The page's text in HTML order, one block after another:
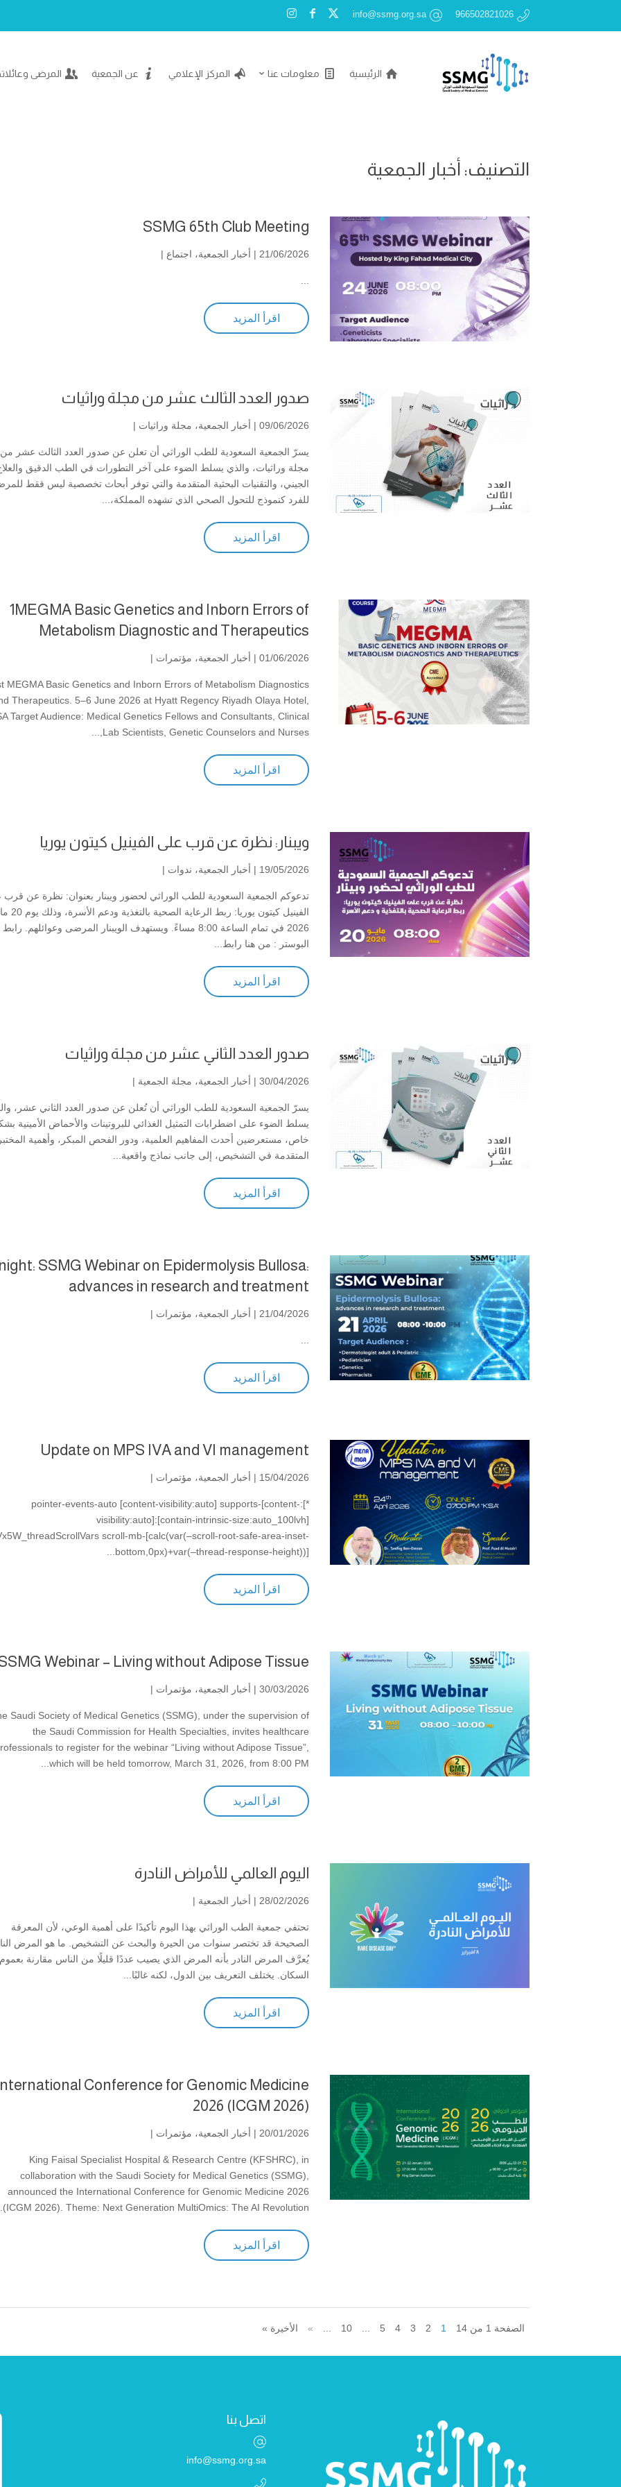
966502821026
info@ssmg.org.sa
الرئيسية معلومات عنا المركز الإعلامي عن الجمعية المرضى
التصنيف: أخبار الجمعية
SSMG 65th Club Meeting
21/06/2026 | أخبار الجمعية، اجتماع |
اقرأ المزيد
صدور العدد الثالث عشر من مجلة وراثيات
09/06/2026 | أخبار الجمعية، مجلة وراثيات |
يسرّ الجمعية السعودية للطب الوراثي أن تعلن عن صدور العدد الثالث عشر من
مجلة وراثيات، والذي يسلط الضوء على آخر التطورات في الطب الدقيق
الجيني، والتقنيات البحثية المتقدمة والتي توفر أبحاث تخصصية ليس فقط
للفرد كنموذج للتحول الصحي الذي تشهده المملكة،...
اقرأ المزيد
1MEGMA Basic Genetics and Inborn Errors of
Metabolism Diagnostic and Therapeutics
01/06/2026 | أخبار الجمعية، مؤتمرات |
MEGMA Basic Genetics and Inborn Errors of Metabolism Diagnostics
Therapeutics. 5–6 June 2026 at Hyatt Regency Riyadh Olaya Hotel,
Target Audience: Medical Genetics Fellows and Consultants, Clinical
Lab Scientists, Genetic Counselors and Nurses,...
اقرأ المزيد
ويبنار: نظرة عن قرب على الفينيل كيتون يوريا
19/05/2026 | أخبار الجمعية، ندوات |
تدعوكم الجمعية السعودية للطب الوراثي لحضور ويبنار بعنوان: نظرة عن
الفينيل كيتون يوريا: ربط
2026 في تمام الساعة 8:00 مساءً. ويستهدف الويبنار المرضى وعوائلهم. رابط
البوستر : من هنا رابط...
اقرأ المزيد
صدور العدد الثاني عشر من مجلة وراثيات
30/04/2026 | أخبار الجمعية، مجلة الجمعية |
يسرّ الجمعية السعودية للطب الوراثي أن تُعلن عن صدور العدد الثاني عشر،
يسلط الضوء على اضطرابات التمثيل الغذائي للبروتينات والأحماض الأمينية
خاص، مستعرضين أحدث المفاهيم العلمية، ودور الفحص المبكر، وأهمية
المتقدمة في التشخيص، إلى جانب نماذج واقعية...
اقرأ المزيد
SSMG Webinar on Epidermolysis Bullosa:
advances in research and treatment
21/04/2026 | أخبار الجمعية، مؤتمرات |
اقرأ المزيد
Update on MPS IVA and VI management
15/04/2026 | أخبار الجمعية، مؤتمرات |
*]:pointer-events-auto [content-visibility:auto] supports-[content-
visibility:auto]:[contain-intrinsic-size:auto_100lvh]
scroll-mb-[calc(var(–scroll-root-safe-area-inset-
bottom,0px)+var(–thread-response-height))]...
اقرأ المزيد
Webinar – Living without Adipose Tissue
30/03/2026 | أخبار الجمعية، مؤتمرات |
Saudi Society of Medical Genetics (SSMG), under the supervision of
the Saudi Commission for Health Specialties, invites healthcare
to register for the webinar “Living without Adipose Tissue”,
which will be held tomorrow, March 31, 2026, from 8:00 PM...
اقرأ المزيد
اليوم العالمي للأمراض النادرة
28/02/2026 | أخبار الجمعية |
تحتفي جمعية الطب الوراثي بهذا اليوم تأكيدًا على أهمية الوعي، لأن المعرفة
الصحيحة قد تختصر سنوات من الحيرة والبحث عن التشخيص. ما هو المرض
يُعرَّف المرض النادر بأنه المرض الذي يصيب عددًا قليلًا من الناس مقارنة بعموم
السكان. يختلف التعريف بين الدول، لكنه غالبًا...
اقرأ المزيد
Conference for Genomic Medicine
2026 (ICGM 2026)
20/01/2026 | أخبار الجمعية، مؤتمرات |
King Faisal Specialist Hospital & Research Centre (KFSHRC), in
collaboration with the Saudi Society for Medical Genetics (SSMG),
announced the International Conference for Genomic Medicine 2026
(ICGM 2026). Theme: Next Generation MultiOmics: The AI Revolution...
اقرأ المزيد
الصفحة 1 من 14 1
2
3
4
5
10
» الأخيرة »
اتصل بنا
info@ssmg.org.sa